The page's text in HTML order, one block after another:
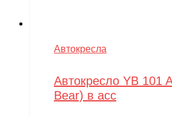
Автокресла
Автокресло YB 101
Bear) в асс